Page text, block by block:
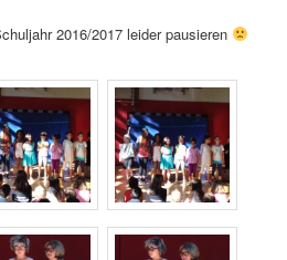
2016/2017 leider pausieren